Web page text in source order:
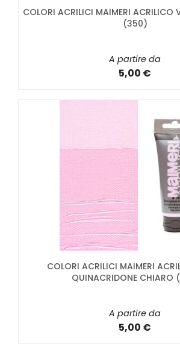
COLORI ACRILICI MAIMERI ACRILICO
(350)
A partire da
5,00 €
COLORI ACRILICI MAIMERI
QUINACRIDONE CHIARO
A partire da
5,00 €